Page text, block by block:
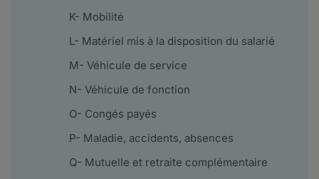
K- Mobilité
L- Matériel mis à la disposition du salarié
M- Véhicule de service
N- Véhicule de fonction
O- Congés payés
P- Maladie, accidents, absences
Q- Mutuelle et retraite complémentaire